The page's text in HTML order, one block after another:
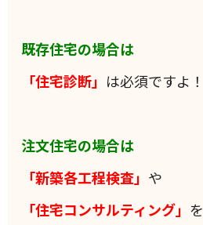
既存住宅の場合は
「住宅診断」 は必須ですよ！
注文住宅の場合は
「新築各工程検査」 や
「住宅コンサルティング」 を